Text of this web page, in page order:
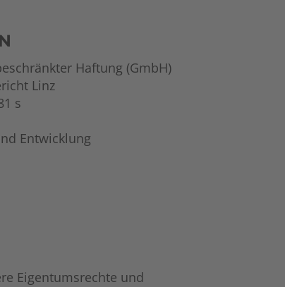
Haftung (GmbH)
Linz
s
Entwicklung
Eigentumsrechte und